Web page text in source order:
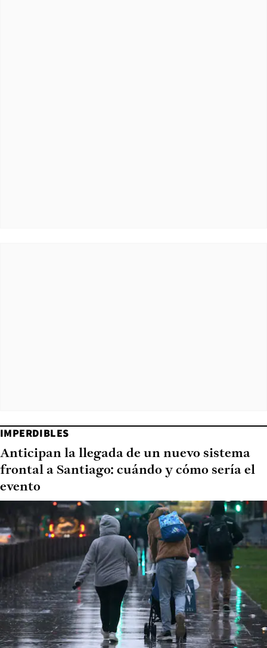
IMPERDIBLES
Anticipan la llegada de un nuevo sistema
frontal a Santiago: cuándo y cómo sería el
evento